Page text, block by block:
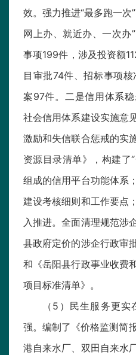
效。强力推进“最多跑一次
网上办、就近办、一次办
事项199件，涉及投资额
目审批74件、招标事项
案97件。二是信用体系
社会信用体系建设实施意
激励和失信联合惩戒的实
资源目录清单》，构建了
组成的信用平台功能体系
建设考核细则和工作要点
入推进。全面清理规范涉
县政府定价的涉企行政审
和《岳阳县行政事业收费
项目标准清单》。
（5）民生服务更
强。编制了《价格监测简
港自来水厂、双田自来水